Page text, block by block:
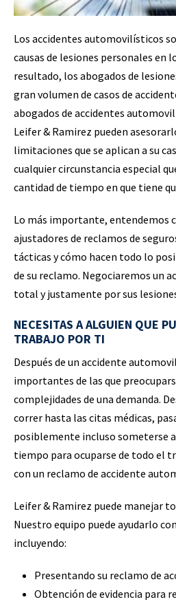
Los accidentes automovilísticos
causas de lesiones personales en
resultado, los abogados de
gran volumen de casos de
abogados de accidentes
Leifer & Ramirez pueden
limitaciones que se aplican a su
cualquier circunstancia especial
cantidad de tiempo en que tiene
Lo más importante, entendemos
ajustadores de reclamos de
tácticas y cómo hacen todo lo
de su reclamo. Negociaremos un
total y justamente por sus
NECESITAS A ALGUIEN QUE
TRABAJO POR TI
Después de un accidente
importantes de las que
complejidades de una demanda.
correr hasta las citas médicas,
posiblemente incluso someterse
tiempo para ocuparse de todo el
con un reclamo de accidente
Leifer & Ramirez puede manejar
Nuestro equipo puede ayudarlo
incluyendo:
Presentando su reclamo de
Obtención de evidencia para